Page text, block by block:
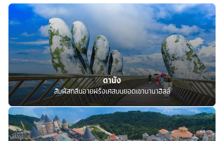
ดานัง
สัมผัสกลิ่นอายฝรั่งเศสบนยอดเขาบานาฮิลล์